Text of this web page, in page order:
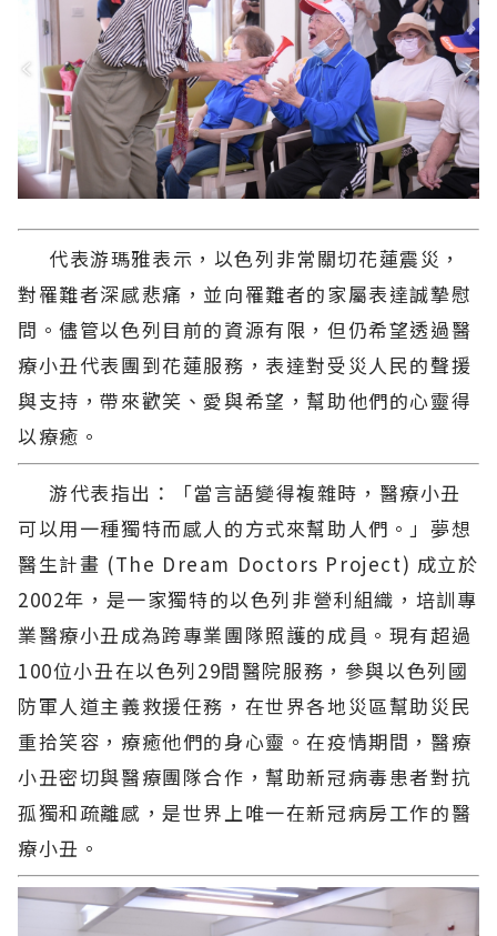
代表游瑪雅表示，以色列非常關切花蓮震災，
對罹難者深感悲痛，並向罹難者的家屬表達誠摯慰
問。儘管以色列目前的資源有限，但仍希望透過醫
療小丑代表團到花蓮服務，表達對受災人民的聲援
與支持，帶來歡笑、愛與希望，幫助他們的心靈得
以療癒。
游代表指出：「當言語變得複雜時，醫療小丑
可以用一種獨特而感人的方式來幫助人們。」夢想
醫生計畫 (The Dream Doctors Project) 成立於
2002年，是一家獨特的以色列非營利組織，培訓專
業醫療小丑成為跨專業團隊照護的成員。現有超過
100位小丑在以色列29間醫院服務，參與以色列國
防軍人道主義救援任務，在世界各地災區幫助災民
重拾笑容，療癒他們的身心靈。在疫情期間，醫療
小丑密切與醫療團隊合作，幫助新冠病毒患者對抗
孤獨和疏離感，是世界上唯一在新冠病房工作的醫
療小丑。